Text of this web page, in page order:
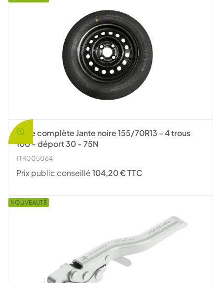
Roue complète Jante noire 155/70R13 - 4 trous
100 - déport 30 - 75N
1TR005064
Prix public conseillé104,20 € TTC
NOUVEAUTÉ